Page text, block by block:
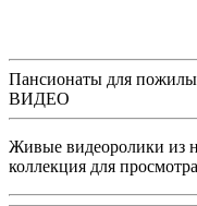
Пансионаты для
ВИДЕО
Живые видеоролики из
коллекция для